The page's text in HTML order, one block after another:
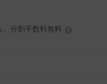
分割手数料無料